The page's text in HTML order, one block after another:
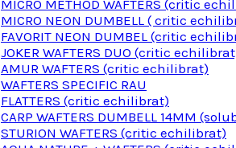
MICRO METHOD WAFTERS (critic
MICRO NEON DUMBELL ( critic
FAVORIT NEON DUMBEL (critic
JOKER WAFTERS DUO (critic
AMUR WAFTERS (critic echilibrat)
WAFTERS SPECIFIC RAU
FLATTERS (critic echilibrat)
CARP WAFTERS DUMBELL 14MM
STURION WAFTERS (critic echilibrat)